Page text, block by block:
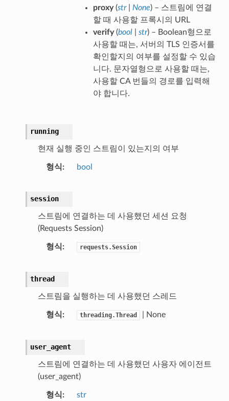
proxy(str| None) – 스트림에 연결
할 때 사용할 프록시의 URL
verify(bool| str) – Boolean형으로
사용할 때는, 서버의 TLS 인증서를
확인할지의 여부를 설정할 수 있습
니다. 문자열형으로 사용할 때는,
사용할 CA 번들의 경로를 입력해
야 합니다.
running
현재 실행 중인 스트림이 있는지의 여부
형식 bool
session
스트림에 연결하는 데 사용했던 세션 요청
(Requests Session)
형식 requests.Session
thread
스트림을 실행하는 데 사용했던 스레드
형식 threading.Thread | None
user_agent
스트림에 연결하는 데 사용했던 사용자 에이전트
(user_agent)
형식 str